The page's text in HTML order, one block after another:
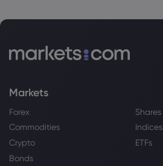
Markets
Forex
Shares
Commodities
Indices
Crypto
ETFs
Bonds